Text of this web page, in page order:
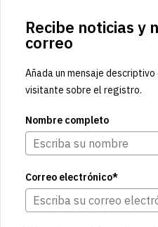
Recibe noticias y
correo
Añada un mensaje
visitante sobre el registro.
Nombre completo
Correo electrónico*